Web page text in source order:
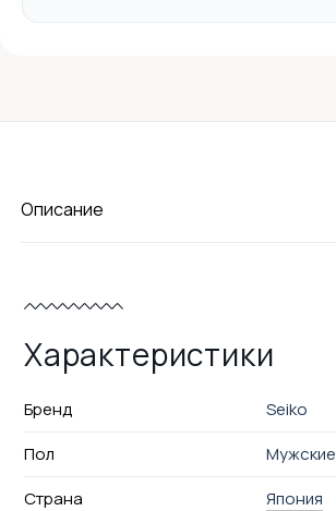
Описание
Характеристики
Бренд
Seiko
Пол
Мужские
Страна
Япония